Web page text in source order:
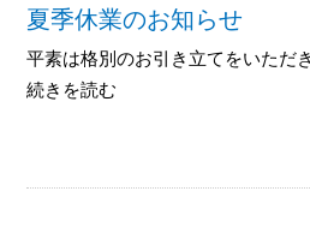
夏季休業のお知らせ
平素は格別のお引き立てをいただ
続きを読む